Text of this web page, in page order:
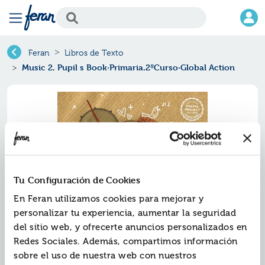
Tu Configuración de Cookies
En Feran utilizamos cookies para mejorar y
personalizar tu experiencia, aumentar la seguridad
del sitio web, y ofrecerte anuncios personalizados en
Redes Sociales. Además, compartimos información
sobre el uso de nuestra web con nuestros
Feran Libros de Texto
Music 2. Pupil s Book·Primaria.2ºCurso·Global Action
Music 2. pupil s
book·primaria.2ºcurso·global